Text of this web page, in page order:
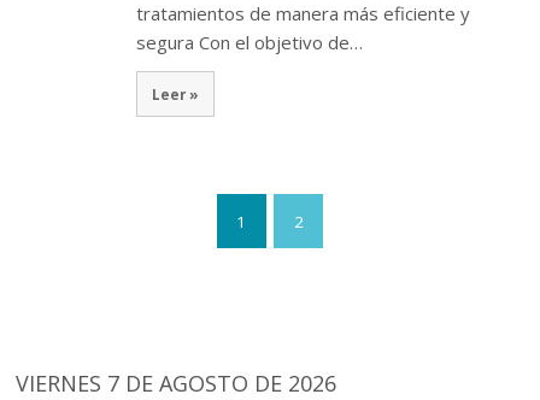
tratamientos de manera más eficiente y
segura Con el objetivo de…
Leer »
1 2
VIERNES 7 DE AGOSTO DE 2026